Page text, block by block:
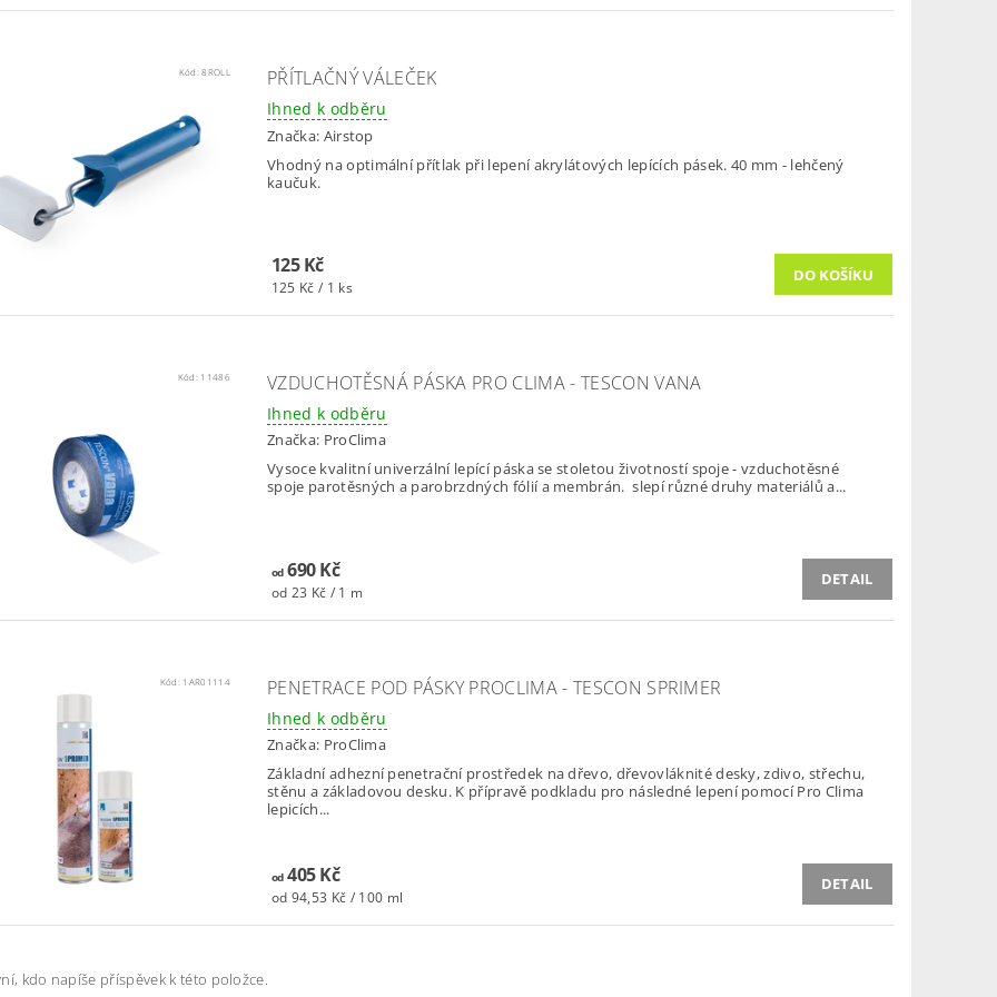
Kód:8ROLL PŘÍTLAČNÝ VÁLEČEK
Ihned k odběru
Značka: Airstop
Vhodný na optimální přítlak při lepení akrylátových lepících pásek. 40 mm - lehčený
kaučuk.
125 Kč
125 Kč / 1 ks
Kód: 11486 VZDUCHOTĚSNÁ PÁSKA PRO CLIMA - TESCON VANA
Ihned k odběru
Značka: ProClima
Vysoce kvalitní univerzální lepící páska se stoletou životností spoje - vzduchotěsné
spoje parotěsných a parobrzdných fólií a membrán. slepí různé druhy materiálů a...
od690 Kč
od 23 Kč / 1 m
DETAIL
Kód: 1AR01114 PENETRACE POD PÁSKY PROCLIMA - TESCON SPRIMER
Ihned k odběru
Značka: ProClima
Základní adhezní penetrační prostředek na dřevo, dřevovláknité desky, zdivo, střechu,
stěnu a základovou desku. K přípravě podkladu pro následné lepení pomocí Pro Clima
lepicích...
od405 Kč
od 94,53 Kč / 100 ml
DETAIL
kdo napíše příspěvek k této položce.